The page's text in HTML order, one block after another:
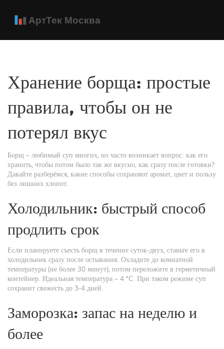
Хранение борща: простые
правила, чтобы он не
потерял вкус
Борщ – любимый суп многих, но часто возникает вопрос: как его
хранить, чтобы потом было так же вкусно, как сразу после готовки?
Давайте разберёмся, какие способы сохраняют аромат, цвет и пользу
без лишних хлопот.
Холодильник: быстрый способ
продлить срок
Если планируете съесть борщ в течение суток‑двух, ставьте его в
холодильник сразу после остывания. Охладите до комнатной
температуры (не более 30 минут), потом переложите в герметичный
контейнер. Идеальная температура – 4 °C. При таком режиме суп
сохранит свежесть до 3‑4 дней.
Заморозка: запас на неделю и
более